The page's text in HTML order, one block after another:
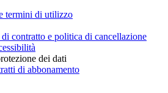
termini di utilizzo
contratto e politica di cancellazione
dei dati
di abbonamento